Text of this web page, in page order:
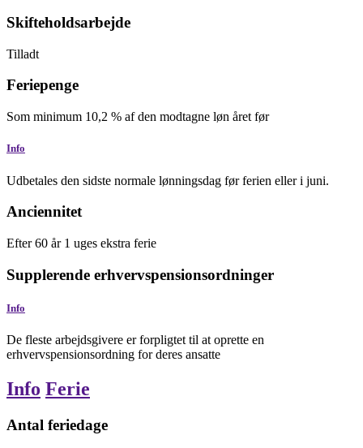
Skifteholdsarbejde
Tilladt
Feriepenge
Som minimum 10,2 % af den modtagne løn året før
Info
Udbetales den sidste normale lønningsdag før ferien eller i juni.
Anciennitet
Efter 60 år 1 uges ekstra ferie
Supplerende erhvervspensionsordninger
Info
De fleste arbejdsgivere er forpligtet til at oprette en
erhvervspensionsordning for deres ansatte
Info Ferie
Antal feriedage